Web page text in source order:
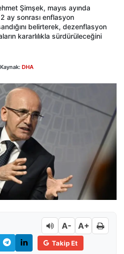
Şimşek, mayıs ayında
ay sonrası enflasyon
belirterek, dezenflasyon
kararlılıkla sürdürüleceğini
Kaynak: DHA
A- A+
Takip Et